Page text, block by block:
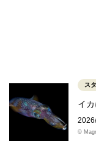
ス
イ
©